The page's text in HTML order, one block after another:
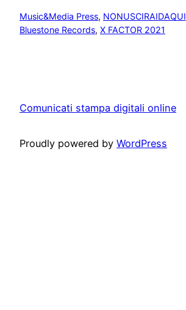
Music&Media Press, NONUSCIRAIDAQUI
Bluestone Records, X FACTOR 2021
Comunicati stampa digitali online
Proudly powered by WordPress